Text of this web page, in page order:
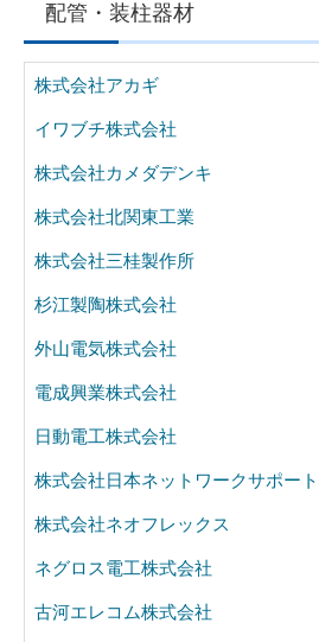
配管・装柱器材
株式会社アカギ
イワブチ株式会社
株式会社カメダデンキ
株式会社北関東工業
株式会社三桂製作所
杉江製陶株式会社
外山電気株式会社
電成興業株式会社
日動電工株式会社
株式会社日本ネットワークサポート
株式会社ネオフレックス
ネグロス電工株式会社
古河エレコム株式会社